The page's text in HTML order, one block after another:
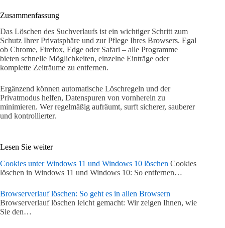
Zusammenfassung
Das Löschen des Suchverlaufs ist ein wichtiger Schritt zum
Schutz Ihrer Privatsphäre und zur Pflege Ihres Browsers. Egal
ob Chrome, Firefox, Edge oder Safari – alle Programme
bieten schnelle Möglichkeiten, einzelne Einträge oder
komplette Zeiträume zu entfernen.
Ergänzend können automatische Löschregeln und der
Privatmodus helfen, Datenspuren von vornherein zu
minimieren. Wer regelmäßig aufräumt, surft sicherer, sauberer
und kontrollierter.
Lesen Sie weiter
Cookies unter Windows 11 und Windows 10 löschen Cookies
löschen in Windows 11 und Windows 10: So entfernen…
Browserverlauf löschen: So geht es in allen Browsern
Browserverlauf löschen leicht gemacht: Wir zeigen Ihnen, wie
Sie den…